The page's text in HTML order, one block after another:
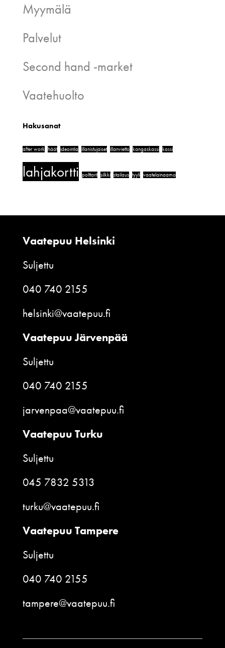
Myymälä
Palvelut
Second hand -market
Vaatehuolto
Hakusanat
after work häät ideointia illanistujaiset illanvietto kangaskassi kassi
lahjakortti polttarit silkki stailaus tyyli vaatelainaamo
Vaatepuu Helsinki
Suljettu
040 740 2155
helsinki@vaatepuu.fi
Vaatepuu Järvenpää
Suljettu
040 740 2155
jarvenpaa@vaatepuu.fi
Vaatepuu Turku
Suljettu
045 7832 5313
turku@vaatepuu.fi
Vaatepuu Tampere
Suljettu
040 740 2155
tampere@vaatepuu.fi